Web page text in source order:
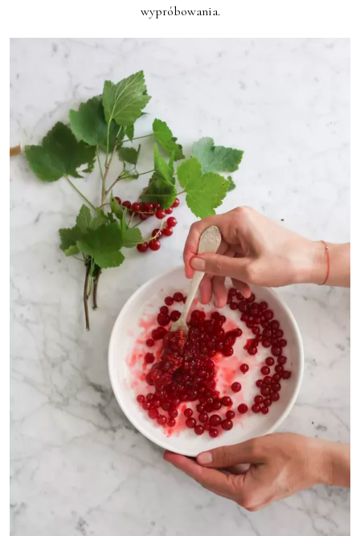
wypróbowania.